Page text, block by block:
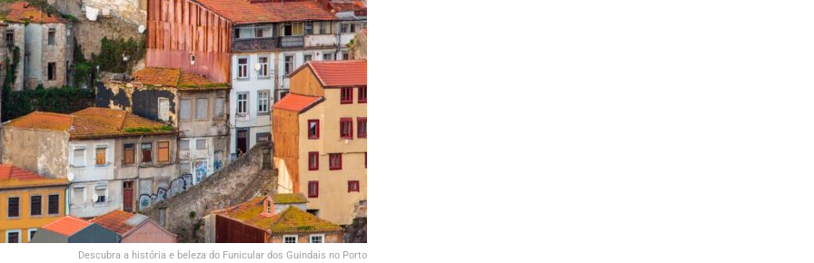
Descubra a história e beleza do Funicular dos Guindais no Porto